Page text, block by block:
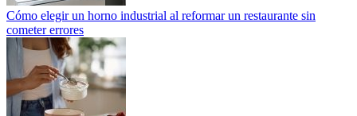
Cómo elegir un horno industrial al reformar un restaurante sin
cometer errores